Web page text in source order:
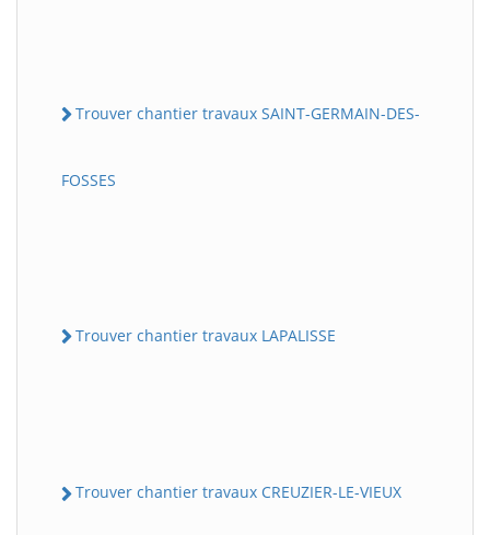
Trouver chantier travaux SAINT-GERMAIN-DES-
FOSSES
Trouver chantier travaux LAPALISSE
Trouver chantier travaux CREUZIER-LE-VIEUX